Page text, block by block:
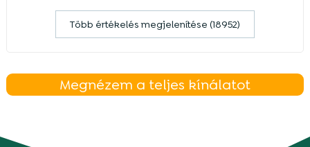
Több értékelés megjelenítése (18952)
Megnézem a teljes kínálatot